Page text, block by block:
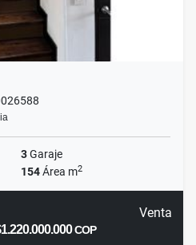
3Garaje
154Área m2
Venta
COP